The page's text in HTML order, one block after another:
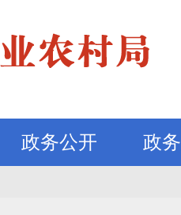
政务公开 政